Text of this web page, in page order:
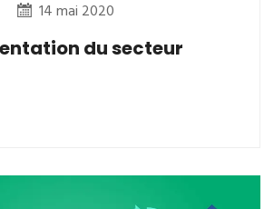
14 mai 2020
du secteur